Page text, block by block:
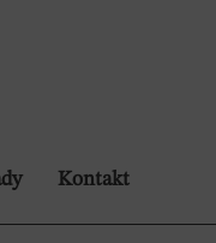
Kontakt